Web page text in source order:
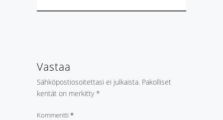
Vastaa
Sähköpostiosoitettasi ei julkaista. Pakolliset
kentät on merkitty*
Kommentti *